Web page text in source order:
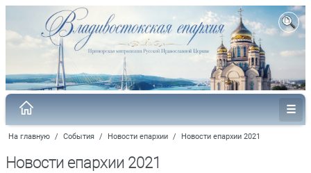
На главную / События / Новости епархии / Новости епархии 2021
Новости епархии 2021